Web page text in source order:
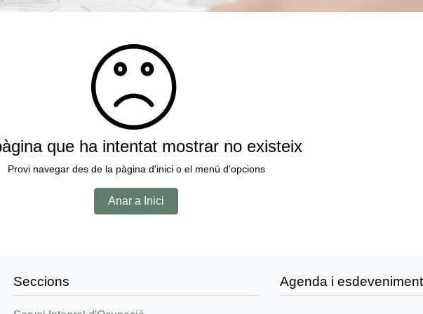
que ha intentat mostrar no existeix
Provi navegar des de la pàgina d'inici o el menú d'opcions
Anar a Inici
Seccions Agenda i